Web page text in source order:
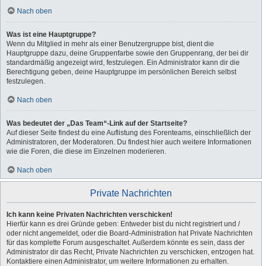
Nach oben
Was ist eine Hauptgruppe?
Wenn du Mitglied in mehr als einer Benutzergruppe bist, dient die
Hauptgruppe dazu, deine Gruppenfarbe sowie den Gruppenrang, der bei dir
standardmäßig angezeigt wird, festzulegen. Ein Administrator kann dir die
Berechtigung geben, deine Hauptgruppe im persönlichen Bereich selbst
festzulegen.
Nach oben
Was bedeutet der „Das Team“-Link auf der Startseite?
Auf dieser Seite findest du eine Auflistung des Forenteams, einschließlich der
Administratoren, der Moderatoren. Du findest hier auch weitere Informationen
wie die Foren, die diese im Einzelnen moderieren.
Nach oben
Private Nachrichten
Ich kann keine Privaten Nachrichten verschicken!
Hierfür kann es drei Gründe geben: Entweder bist du nicht registriert und /
oder nicht angemeldet, oder die Board-Administration hat Private Nachrichten
für das komplette Forum ausgeschaltet. Außerdem könnte es sein, dass der
Administrator dir das Recht, Private Nachrichten zu verschicken, entzogen hat.
Kontaktiere einen Administrator, um weitere Informationen zu erhalten.